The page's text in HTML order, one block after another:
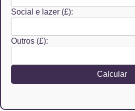
Social e lazer (£):
Outros (£):
Calcular